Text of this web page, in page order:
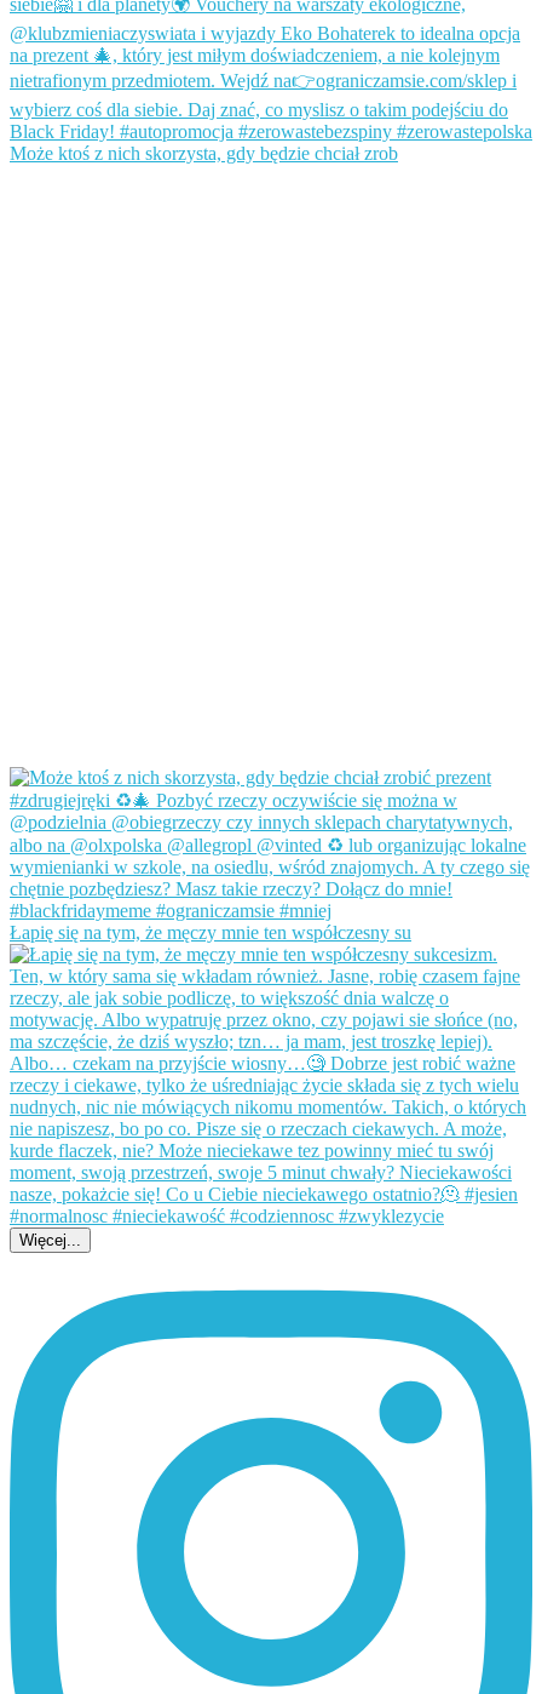
Może ktoś z nich skorzysta, gdy będzie chciał zrob
Łapię się na tym, że męczy mnie ten współczesny su
Więcej...